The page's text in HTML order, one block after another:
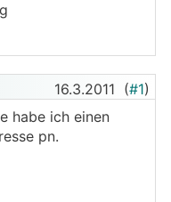
16.3.2011 (#1)
habe ich einen
pn.